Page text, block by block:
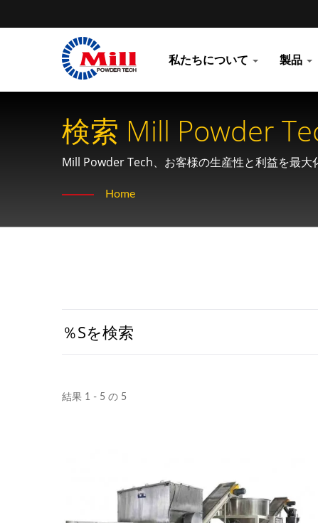
私たちについて 製品
Mill Powder Tech、お客様の生産性と利益を最
Home
％sを検索
結果 1 - 5 の 5